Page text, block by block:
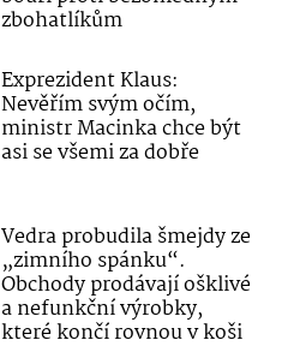
zbohatlíkům
Exprezident Klaus:
Nevěřím svým očím,
ministr Macinka chce být
asi se všemi za dobře
Vedra probudila šmejdy ze
„zimního spánku“.
Obchody prodávají ošklivé
a nefunkční výrobky,
které končí rovnou v koši